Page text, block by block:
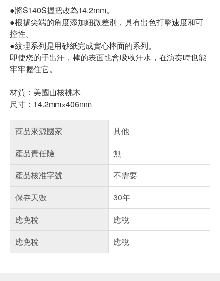
●將S140S握把改為14.2mm。
●根據尖端的角度添加細微差別，具有出色打擊速度和可
控性。
●紋理系列是用砂紙完成實心棒面的系列。
即使您的手出汗，棒的表面也會吸收汗水，在演奏時也能
牢牢握住它。
材質：美國山核桃木
尺寸：14.2mm×406mm
商品來源國家
其他
產品責任險
無
產品核准字號
不需要
保存天數
30年
應免稅
應稅
應免稅
應稅